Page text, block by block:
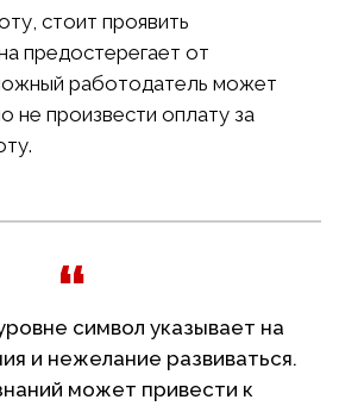
стоит проявить
предостерегает от
работодатель может
не произвести оплату за
символ указывает на
и нежелание развиваться.
может привести к